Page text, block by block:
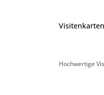
Hochwertige